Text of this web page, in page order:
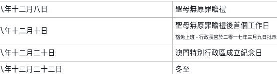
年十二月八日 聖母無原罪瞻禮
年十二月十日
聖母無原罪瞻禮後首個工作日
豁免上班 - 行政長官於二零一七年三月九日批示
年十二月二十日 澳門特別行政區成立紀念日
年十二月二十二日 冬至